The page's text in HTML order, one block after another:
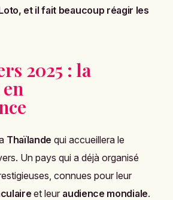
et il fait beaucoup réagir les
2025 : la
Thaïlande qui accueillera le
Un pays qui a déjà organisé
connues pour leur
et leur audience mondiale.